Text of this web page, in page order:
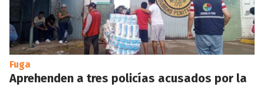
Fuga
Aprehenden a tres policías acusados por la